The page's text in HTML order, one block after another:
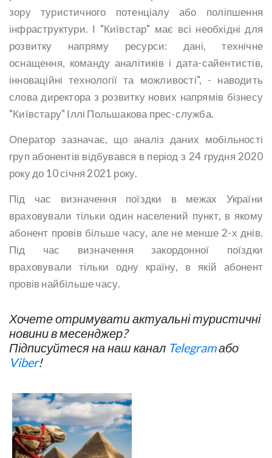
зору туристичного потенціалу або поліпшення
інфраструктури. І "Київстар" має всі необхідні для
розвитку напряму ресурси: дані, технічне
оснащення, команду аналітиків і дата-сайентистів,
інноваційні технології та можливості", - наводить
слова директора з розвитку нових напрямів бізнесу
"Київстару" Іллі Польшакова прес-служба.
Оператор зазначає, що аналіз даних мобільності
груп абонентів відбувався в період з 24 грудня 2020
року до 10 січня 2021 року.
Під час визначення поїздки в межах України
враховували тільки один населений пункт, в якому
абонент провів більше часу, але не менше 2-х днів.
Під час визначення закордонної поїздки
враховували тільки одну країну, в якій абонент
провів найбільше часу.
Хочете отримувати актуальні туристичні
новини в месенджер?
Підписуйтеся на наш канал Telegramабо
Viber!